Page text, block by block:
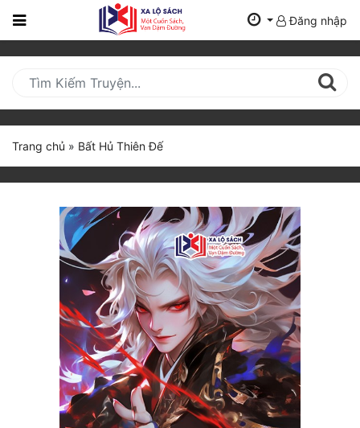
Trang
Mới
Cập
Nhật
(current)
Hoàn Thành
Đăng nhập
Trang chủ » Bất Hủ Thiên Đế